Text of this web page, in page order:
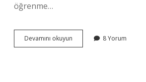
öğrenme…
Devamını okuyun
Ve
8 Yorum